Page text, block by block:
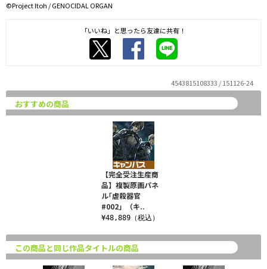
©Project Itoh / GENOCIDAL ORGAN
「いいね」と思ったら友達に共有！
4543815108333 / 151126-24
おすすめの商品
【完全受注生産商
品】複製原画パネ
ル｢虐殺器官
#002」（キ..
¥48,889（税込）
この商品と同じ作品タイトルの商品